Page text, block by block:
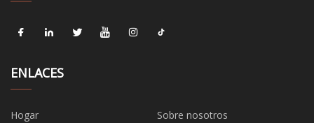
ENLACES
Hogar
Sobre nosotros